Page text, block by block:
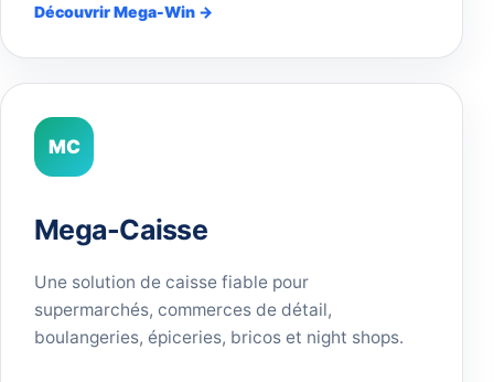
Découvrir Mega-Win →
MC
Mega-Caisse
Une solution de caisse fiable pour
supermarchés, commerces de détail,
boulangeries, épiceries, bricos et night shops.